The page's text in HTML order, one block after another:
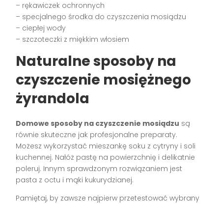
– rękawiczek ochronnych
– specjalnego środka do czyszczenia mosiądzu
– ciepłej wody
– szczoteczki z miękkim włosiem
Naturalne sposoby na
czyszczenie mosiężnego
żyrandola
Domowe sposoby na czyszczenie mosiądzu są
równie skuteczne jak profesjonalne preparaty.
Możesz wykorzystać mieszankę soku z cytryny i soli
kuchennej. Nałóż pastę na powierzchnię i delikatnie
poleruj. Innym sprawdzonym rozwiązaniem jest
pasta z octu i mąki kukurydzianej.
Pamiętaj, by zawsze najpierw przetestować wybrany